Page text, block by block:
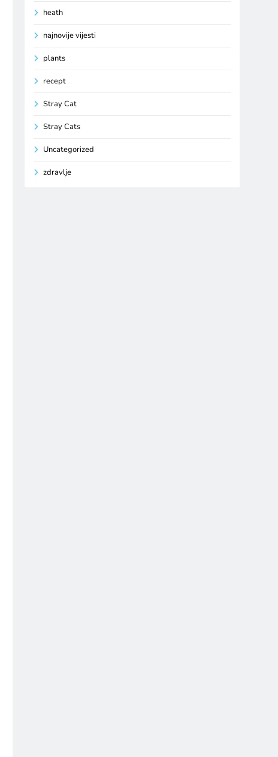
heath
najnovije vijesti
plants
recept
Stray Cat
Stray Cats
Uncategorized
zdravlje